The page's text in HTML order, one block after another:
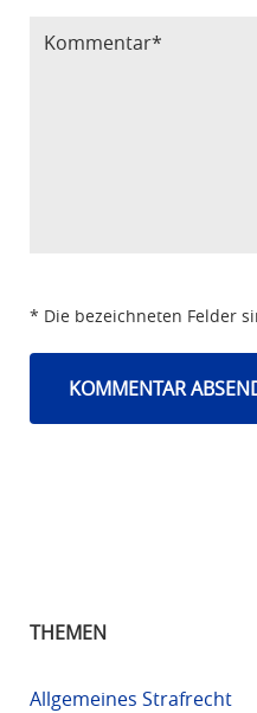
* Die bezeichneten Felder
THEMEN
Allgemeines Strafrecht